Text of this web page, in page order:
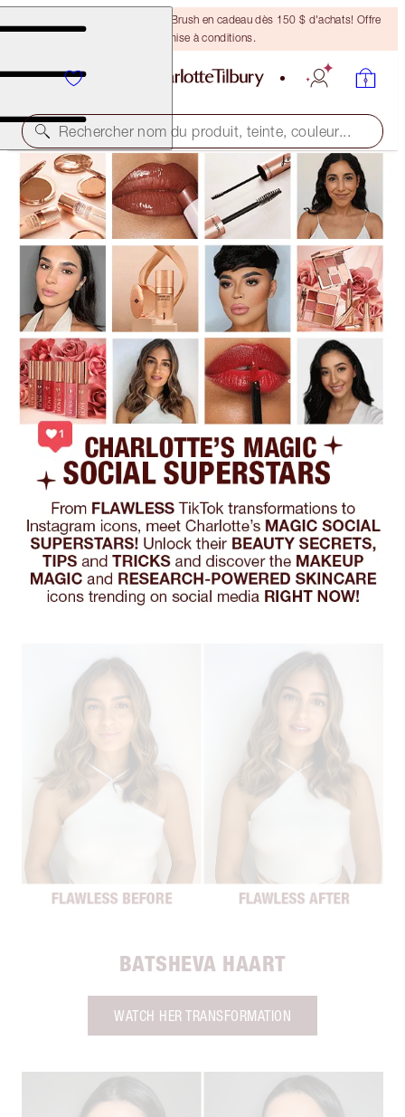
Recevez un pinceau Bronzing Brush en cadeau dès 150 $ d'achats! Offre
soumise à conditions.
Rechercher nom du produit, teinte, couleur...
BATSHEVA HAART
WATCH HER TRANSFORMATION